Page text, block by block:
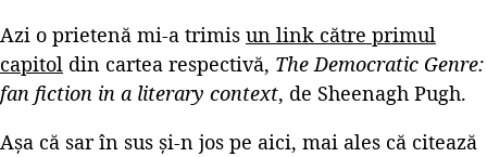
Azi o prietenă mi-a trimis un link către primul
capitol din cartea respectivă, The Democratic Genre:
fan fiction in a literary context, de Sheenagh Pugh.
Așa că sar în sus și-n jos pe aici, mai ales că citează